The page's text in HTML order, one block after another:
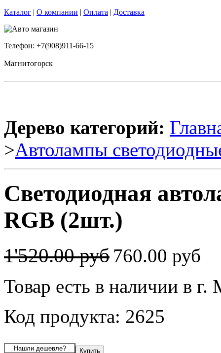
Каталог | О компании | Оплата | Доставка
Телефон: +7(908)911-66-15
Магнитогорск
Дерево категорий:
>Автолампы
Светодиодная
RGB (2шт.)
1'520.00 руб 760.00 руб
Товар есть в наличии в г.
Код продукта: 2625